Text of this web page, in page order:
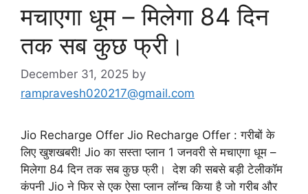
मचाएगा धूम – मिलेगा 84 दिन
तक सब कुछ फ्री।
December 31, 2025 by
rampravesh020217@gmail.com
Jio Recharge Offer Jio Recharge Offer : गरीबों के
लिए खुशखबरी! Jio का सस्ता प्लान 1 जनवरी से मचाएगा धूम –
मिलेगा 84 दिन तक सब कुछ फ्री। देश की सबसे बड़ी टेलीकॉम
कंपनी Jio ने फिर से एक ऐसा प्लान लॉन्च किया है जो गरीब और